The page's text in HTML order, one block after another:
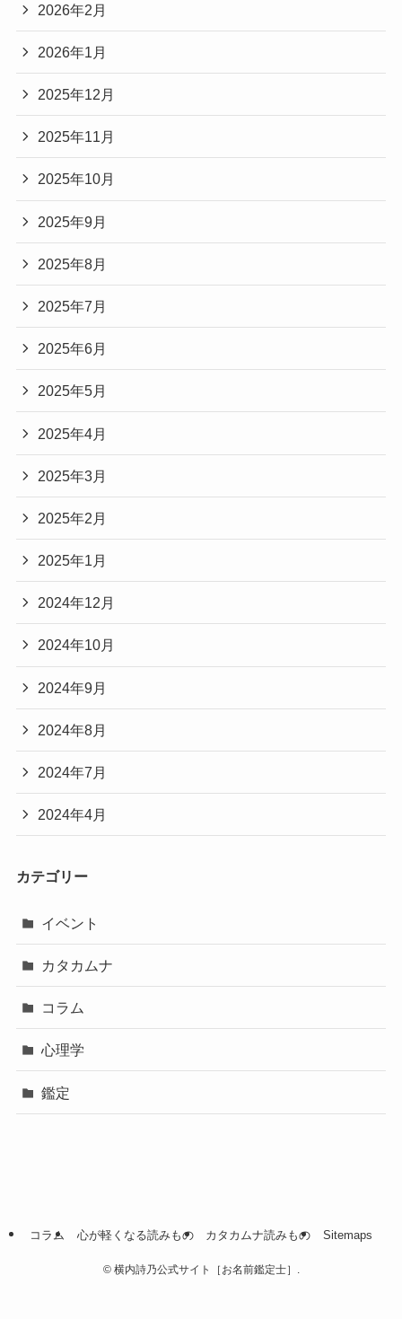
2026年2月
2026年1月
2025年12月
2025年11月
2025年10月
2025年9月
2025年8月
2025年7月
2025年6月
2025年5月
2025年4月
2025年3月
2025年2月
2025年1月
2024年12月
2024年10月
2024年9月
2024年8月
2024年7月
2024年4月
カテゴリー
イベント
カタカムナ
コラム
心理学
鑑定
コラム 心が軽くなる読みもの カタカムナ読みもの Sitemaps
©横内詩乃公式サイト［お名前鑑定士］.